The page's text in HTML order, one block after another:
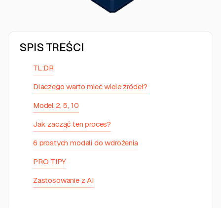
SPIS TREŚCI
TL;DR
Dlaczego warto mieć wiele źródeł?
Model 2, 5, 10
Jak zacząć ten proces?
6 prostych modeli do wdrożenia
PRO TIPY
Zastosowanie z AI